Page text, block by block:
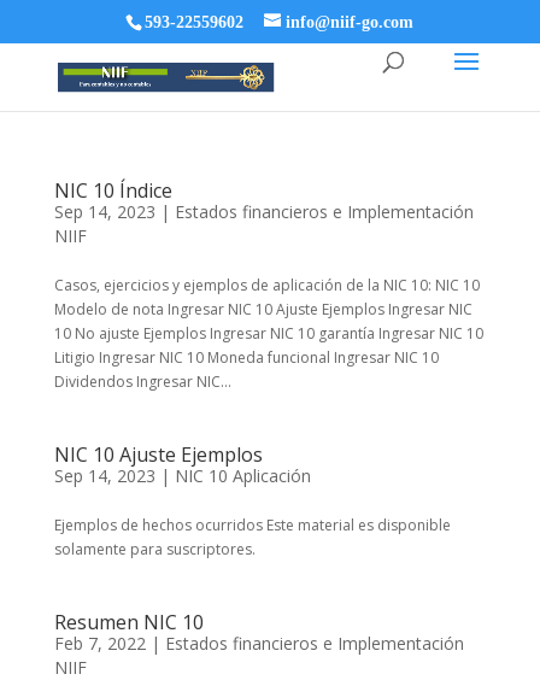
593-22559602 info@niif-go.com
NIC 10 Índice
Sep 14, 2023 | Estados financieros e Implementación
NIIF
Casos, ejercicios y ejemplos de aplicación de la NIC 10: NIC 10
Modelo de nota Ingresar NIC 10 Ajuste Ejemplos Ingresar NIC
10 No ajuste Ejemplos Ingresar NIC 10 garantía Ingresar NIC 10
Litigio Ingresar NIC 10 Moneda funcional Ingresar NIC 10
Dividendos Ingresar NIC...
NIC 10 Ajuste Ejemplos
Sep 14, 2023 | NIC 10 Aplicación
Ejemplos de hechos ocurridos Este material es disponible
solamente para suscriptores.
Resumen NIC 10
Feb 7, 2022| Estados financieros e Implementación
NIIF